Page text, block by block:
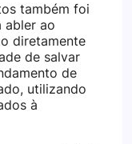
também foi
abler ao
diretamente
de salvar
de
utilizando
à